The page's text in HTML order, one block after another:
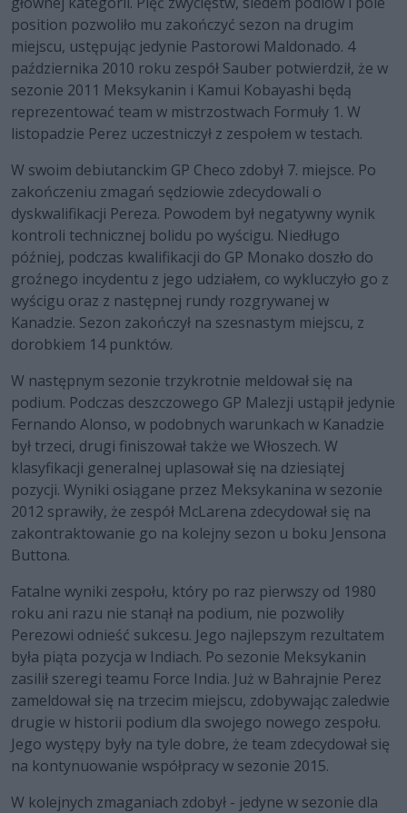
position pozwoliło mu zakończyć sezon na drugim
miejscu, ustępując jedynie Pastorowi Maldonado. 4
października 2010 roku zespół Sauber potwierdził, że w
sezonie 2011 Meksykanin i Kamui Kobayashi będą
reprezentować team w mistrzostwach Formuły 1. W
listopadzie Perez uczestniczył z zespołem w testach.
W swoim debiutanckim GP Checo zdobył 7. miejsce. Po
zakończeniu zmagań sędziowie zdecydowali o
dyskwalifikacji Pereza. Powodem był negatywny wynik
kontroli technicznej bolidu po wyścigu. Niedługo
później, podczas kwalifikacji do GP Monako doszło do
groźnego incydentu z jego udziałem, co wykluczyło go z
wyścigu oraz z następnej rundy rozgrywanej w
Kanadzie. Sezon zakończył na szesnastym miejscu, z
dorobkiem 14 punktów.
W następnym sezonie trzykrotnie meldował się na
podium. Podczas deszczowego GP Malezji ustąpił jedynie
Fernando Alonso, w podobnych warunkach w Kanadzie
był trzeci, drugi finiszował także we Włoszech. W
klasyfikacji generalnej uplasował się na dziesiątej
pozycji. Wyniki osiągane przez Meksykanina w sezonie
2012 sprawiły, że zespół McLarena zdecydował się na
zakontraktowanie go na kolejny sezon u boku Jensona
Buttona.
Fatalne wyniki zespołu, który po raz pierwszy od 1980
roku ani razu nie stanął na podium, nie pozwoliły
Perezowi odnieść sukcesu. Jego najlepszym rezultatem
była piąta pozycja w Indiach. Po sezonie Meksykanin
zasilił szeregi teamu Force India. Już w Bahrajnie Perez
zameldował się na trzecim miejscu, zdobywając zaledwie
drugie w historii podium dla swojego nowego zespołu.
Jego występy były na tyle dobre, że team zdecydował się
na kontynuowanie współpracy w sezonie 2015.
W kolejnych zmaganiach zdobył - jedyne w sezonie dla